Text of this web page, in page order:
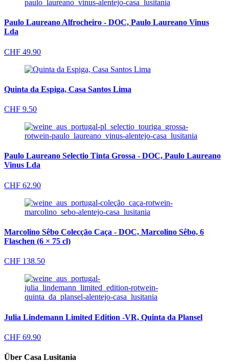
Paulo Laureano Alfrocheiro - DOC, Paulo Laureano Vinus
Lda
CHF 49.90
Quinta da Espiga, Casa Santos Lima
CHF 9.50
Paulo Laureano Selectio Tinta Grossa - DOC, Paulo Laureano
Vinus Lda
CHF 62.90
Marcolino Sêbo Colecção Caça - DOC, Marcolino Sêbo, 6
Flaschen (6 × 75 cl)
CHF 138.50
Julia Lindemann Limited Edition -VR, Quinta da Plansel
CHF 69.90
Über Casa Lusitania